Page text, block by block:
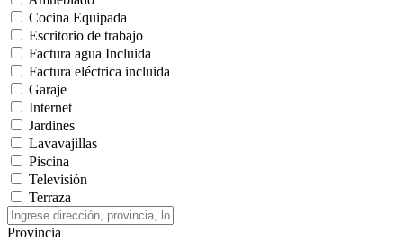
Cocina Equipada
Escritorio de trabajo
Factura agua Incluida
Factura eléctrica incluida
Garaje
Internet
Jardines
Lavavajillas
Piscina
Televisión
Terraza
Provincia